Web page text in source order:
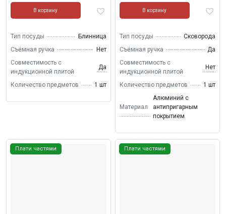
В корзину
Тип посуды
Блинница
Съёмная ручка
Нет
Совместимость с
индукционной плитой
Да
Количество предметов 1 шт
В корзину
Тип посуды
Сковорода
Съёмная ручка
Да
Совместимость с
индукционной плитой
Нет
Количество предметов 1 шт
Материал
Алюминий с
антипригарным
покрытием
Плати частями Плати частями